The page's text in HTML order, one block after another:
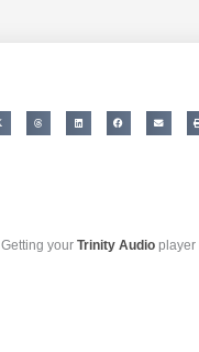
Getting your Trinity Audio player